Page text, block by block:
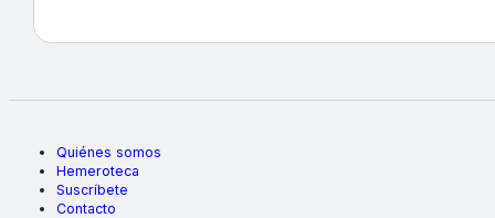
Quiénes somos
Hemeroteca
Suscríbete
Contacto